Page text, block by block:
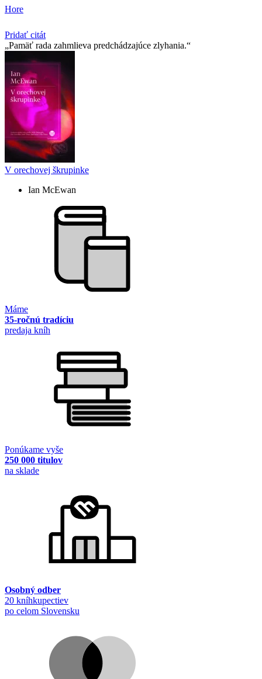
Hore
Pridať citát
Pamäť rada zahmlieva predchádzajúce zlyhania.
V orechovej škrupinke
Ian McEwan
Máme
35-ročnú tradíciu
predaja kníh
Ponúkame vyše
250 000 titulov
na sklade
Osobný odber
20 kníhkupectiev
po celom Slovensku